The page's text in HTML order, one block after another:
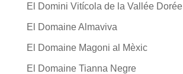
El Domini Vitícola de la Vallée Dorée
El Domaine Almaviva
El Domaine Magoni al Mèxic
El Domaine Tianna Negre